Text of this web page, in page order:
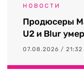
НОВОСТИ
Продюсеры
U2 и Blur
07.08.2026 / 21:32